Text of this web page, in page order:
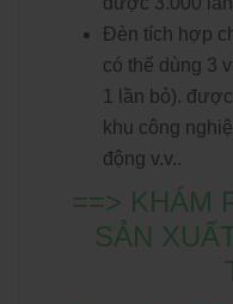
Đèn tích hợp
có thể dùng 3
1 lần bỏ).
khu công
động v.v..
==> KHÁM
SẢN